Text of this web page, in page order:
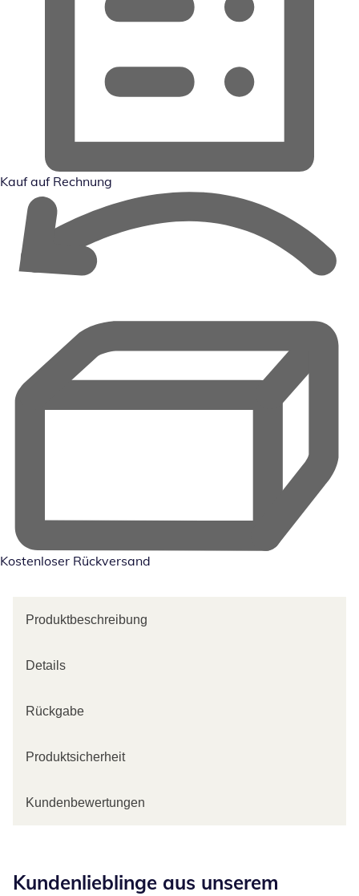
Kauf auf Rechnung
Kostenloser Rückversand
Produktbeschreibung
Details
Rückgabe
Produktsicherheit
Kundenbewertungen
Kundenlieblinge aus unserem